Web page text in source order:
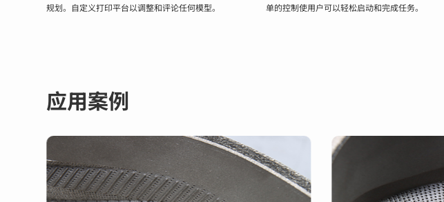
规划。自定义打印平台以调整和评论任何模型。
单的控制使用户可以轻松启动和完成任务。
应用案例